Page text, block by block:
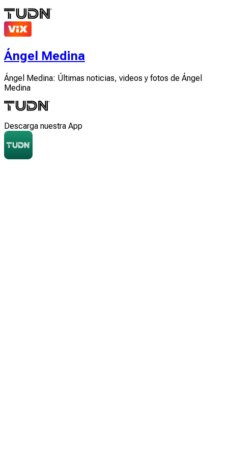
Ángel Medina
Ángel Medina: Últimas noticias, videos y fotos de Ángel
Medina
Descarga nuestra App